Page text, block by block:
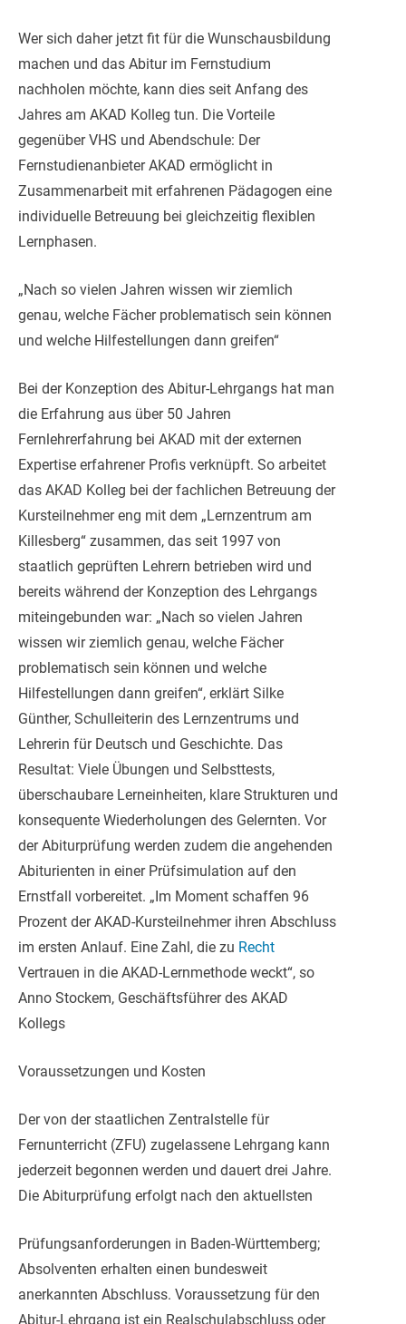
Wer sich daher jetzt fit für die Wunschausbildung
machen und das Abitur im Fernstudium
nachholen möchte, kann dies seit Anfang des
Jahres am AKAD Kolleg tun. Die Vorteile
gegenüber VHS und Abendschule: Der
Fernstudienanbieter AKAD ermöglicht in
Zusammenarbeit mit erfahrenen Pädagogen eine
individuelle Betreuung bei gleichzeitig flexiblen
Lernphasen.
„Nach so vielen Jahren wissen wir ziemlich
genau, welche Fächer problematisch sein können
und welche Hilfestellungen dann greifen“
Bei der Konzeption des Abitur-Lehrgangs hat man
die Erfahrung aus über 50 Jahren
Fernlehrerfahrung bei AKAD mit der externen
Expertise erfahrener Profis verknüpft. So arbeitet
das AKAD Kolleg bei der fachlichen Betreuung der
Kursteilnehmer eng mit dem „Lernzentrum am
Killesberg“ zusammen, das seit 1997 von
staatlich geprüften Lehrern betrieben wird und
bereits während der Konzeption des Lehrgangs
miteingebunden war: „Nach so vielen Jahren
wissen wir ziemlich genau, welche Fächer
problematisch sein können und welche
Hilfestellungen dann greifen“, erklärt Silke
Günther, Schulleiterin des Lernzentrums und
Lehrerin für Deutsch und Geschichte. Das
Resultat: Viele Übungen und Selbsttests,
überschaubare Lerneinheiten, klare Strukturen und
konsequente Wiederholungen des Gelernten. Vor
der Abiturprüfung werden zudem die angehenden
Abiturienten in einer Prüfsimulation auf den
Ernstfall vorbereitet. „Im Moment schaffen 96
Prozent der AKAD-Kursteilnehmer ihren Abschluss
im ersten Anlauf. Eine Zahl, die zu Recht
Vertrauen in die AKAD-Lernmethode weckt“, so
Anno Stockem, Geschäftsführer des AKAD
Kollegs
Voraussetzungen und Kosten
Der von der staatlichen Zentralstelle für
Fernunterricht (ZFU) zugelassene Lehrgang kann
jederzeit begonnen werden und dauert drei Jahre.
Die Abiturprüfung erfolgt nach den aktuellsten
Prüfungsanforderungen in Baden-Württemberg;
Absolventen erhalten einen bundesweit
anerkannten Abschluss. Voraussetzung für den
Abitur-Lehrgang ist ein Realschulabschluss oder